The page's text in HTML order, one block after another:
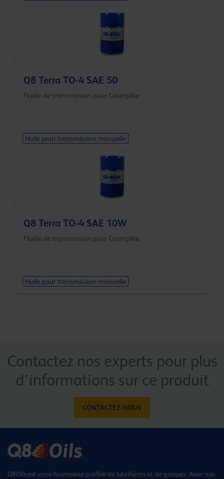
Q8 Terra TO-4 SAE 50
Fluide de transmission pour Caterpillar.
Huile pour transmission manuelle
Q8 Terra TO-4 SAE 10W
Fluide de transmission pour Caterpillar
Huile pour transmission manuelle
Contactez nos experts pour plus
d'informations sur ce produit
CONTACTEZ-NOUS
Q8Oils est votre fournisseur préféré de lubrifiants et de graisses. Avec nos